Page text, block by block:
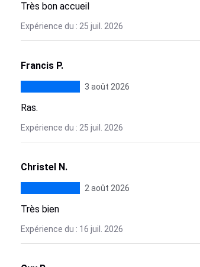
Très bon accueil
Expérience du : 25 juil. 2026
Francis P.
3 août 2026
Ras.
Expérience du : 25 juil. 2026
Christel N.
2 août 2026
Très bien
Expérience du : 16 juil. 2026